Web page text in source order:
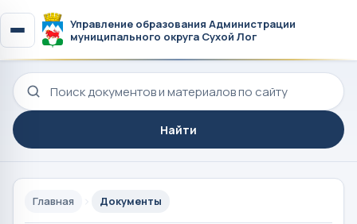
Управление образования Администрации
муниципального округа Сухой Лог
Поиск по сайту
Найти
Главная Документы